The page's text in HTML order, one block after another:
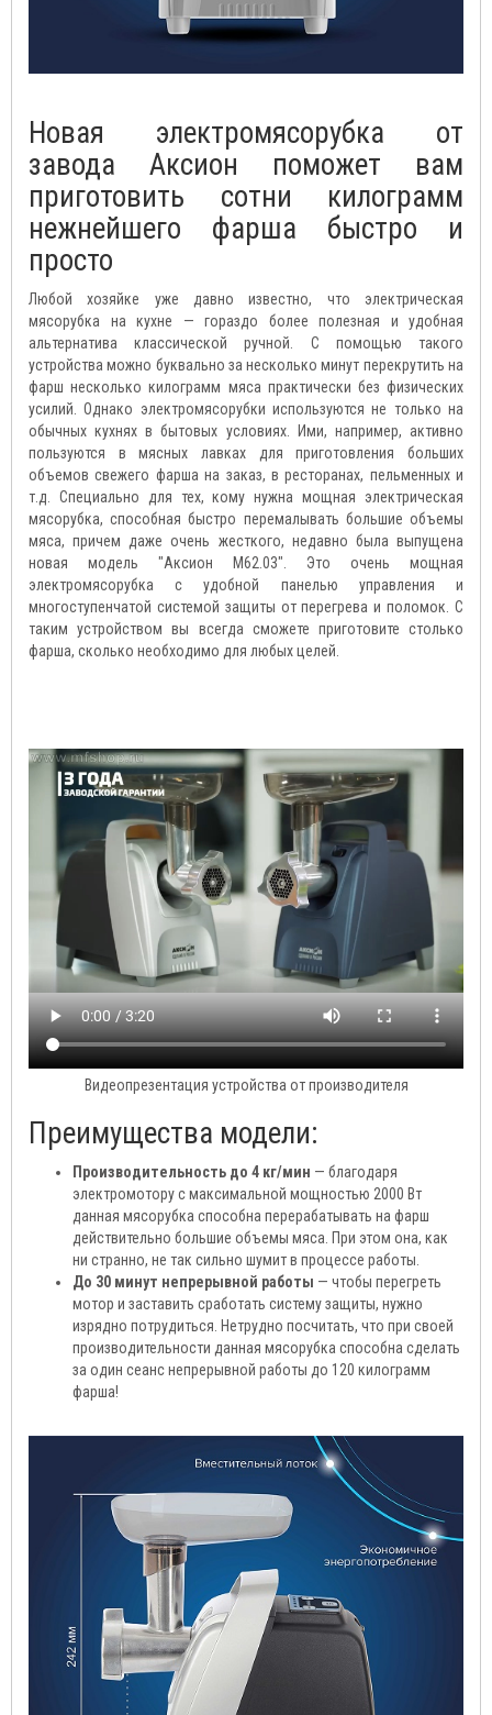
Новая электромясорубка от
завода Аксион поможет вам
приготовить сотни килограмм
нежнейшего фарша быстро и
просто
Любой хозяйке уже давно известно, что электрическая
мясорубка на кухне — гораздо более полезная и удобная
альтернатива классической ручной. С помощью такого
устройства можно буквально за несколько минут перекрутить на
фарш несколько килограмм мяса практически без физических
усилий. Однако электромясорубки используются не только на
обычных кухнях в бытовых условиях. Ими, например, активно
пользуются в мясных лавках для приготовления больших
объемов свежего фарша на заказ, в ресторанах, пельменных и
т.д. Специально для тех, кому нужна мощная электрическая
мясорубка, способная быстро перемалывать большие объемы
мяса, причем даже очень жесткого, недавно была выпущена
новая модель "Аксион М62.03". Это очень мощная
электромясорубка с удобной панелью управления и
многоступенчатой системой защиты от перегрева и поломок. С
таким устройством вы всегда сможете приготовите столько
фарша, сколько необходимо для любых целей.
Видеопрезентация устройства от производителя
Преимущества модели:
Производительность до 4 кг/мин — благодаря
электромотору с максимальной мощностью 2000 Вт
данная мясорубка способна перерабатывать на фарш
действительно большие объемы мяса. При этом она, как
ни странно, не так сильно шумит в процессе работы.
До 30 минут непрерывной работы — чтобы перегреть
мотор и заставить сработать систему защиты, нужно
изрядно потрудиться. Нетрудно посчитать, что при своей
производительности данная мясорубка способна сделать
за один сеанс непрерывной работы до 120 килограмм
фарша!